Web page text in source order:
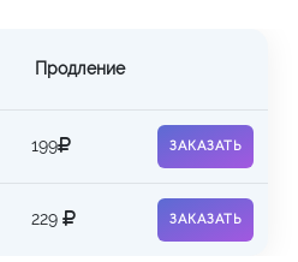
Продление
199 ЗАКАЗАТЬ
229 ЗАКАЗАТЬ